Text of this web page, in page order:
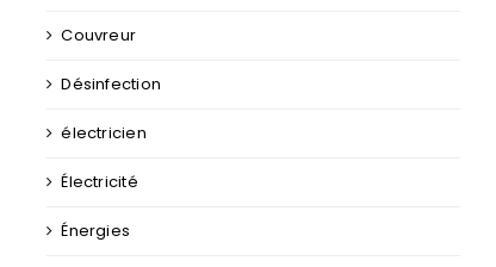
Couvreur
Désinfection
électricien
Électricité
Énergies